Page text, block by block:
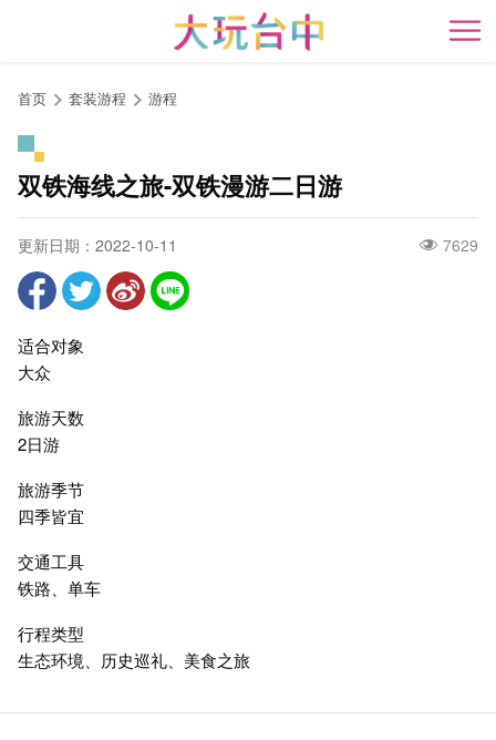
开
首页 套装游程 游程
双铁海线之旅-双铁漫游二日游
更新日期：2022-10-11 7629
适合对象
大众
旅游天数
2日游
旅游季节
四季皆宜
交通工具
铁路、单车
行程类型
生态环境、历史巡礼、美食之旅